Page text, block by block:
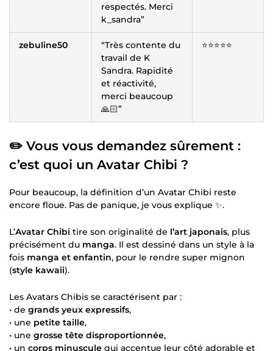
respectés. Merci
k_sandra”
zebuline50
“Très contente du
travail de K
Sandra. Rapidité
et réactivité,
merci beaucoup
🙏🏻”
⭐️⭐️⭐️⭐️⭐️
✏️ Vous vous demandez sûrement :
c’est quoi un Avatar Chibi ?
Pour beaucoup, la définition d’un Avatar Chibi reste
encore floue. Pas de panique, je vous explique ✨.
L’Avatar Chibi tire son originalité de l’art japonais, plus
précisément du manga. Il est dessiné dans un style à la
fois manga et enfantin, pour le rendre super mignon
(style kawaii).
Les Avatars Chibis se caractérisent par :
• de grands yeux expressifs,
• une petite taille,
• une grosse tête disproportionnée,
• un corps minuscule qui accentue leur côté adorable et